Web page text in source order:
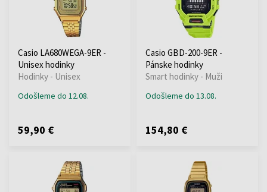
Casio LA680WEGA-9ER -
Unisex hodinky
Hodinky - Unisex
Odošleme do 12.08.
59,90 €
Casio GBD-200-9ER -
Pánske hodinky
Smart hodinky - Muži
Odošleme do 13.08.
154,80 €